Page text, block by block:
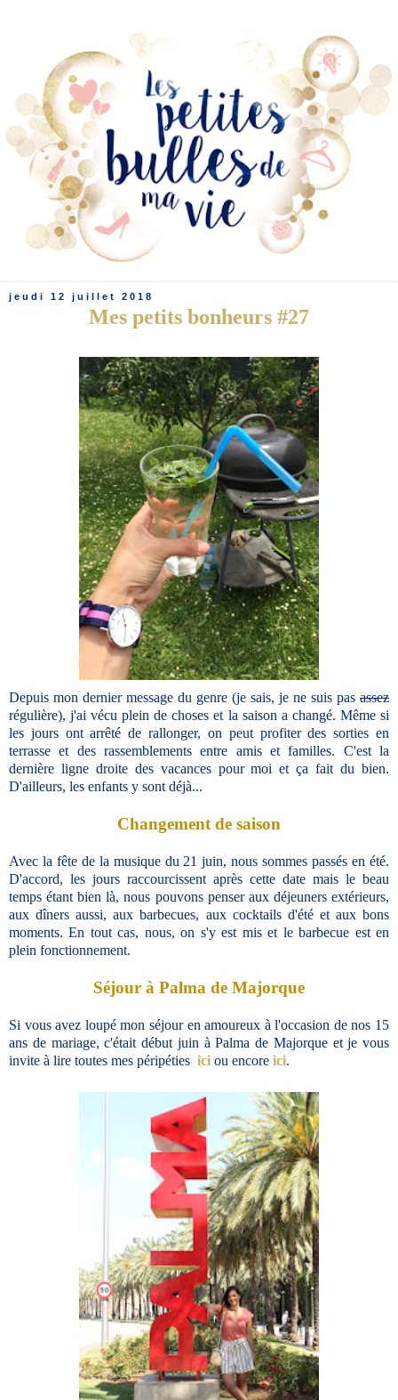
jeudi 12 juillet 2018
Mes petits bonheurs #27
Depuis mon dernier message du genre (je sais, je ne suis pas assez
régulière), j'ai vécu plein de choses et la saison a changé. Même si
les jours ont arrêté de rallonger, on peut profiter des sorties en
terrasse et des rassemblements entre amis et familles. C'est la
dernière ligne droite des vacances pour moi et ça fait du bien.
D'ailleurs, les enfants y sont déjà...
Changement de saison
Avec la fête de la musique du 21 juin, nous sommes passés en été.
D'accord, les jours raccourcissent après cette date mais le beau
temps étant bien là, nous pouvons penser aux déjeuners extérieurs,
aux dîners aussi, aux barbecues, aux cocktails d'été et aux bons
moments. En tout cas, nous, on s'y est mis et le barbecue est en
plein fonctionnement.
Séjour à Palma de Majorque
Si vous avez loupé mon séjour en amoureux à l'occasion de nos 15
ans de mariage, c'était début juin à Palma de Majorque et je vous
invite à lire toutes mes péripéties ici ou encore ici.